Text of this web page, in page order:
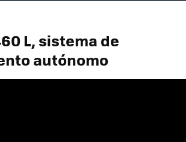
L, sistema de
autónomo